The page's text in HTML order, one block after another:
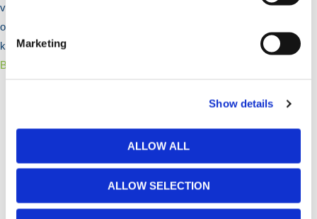
Marketing
Show details
ALLOW ALL
ALLOW SELECTION
voldoen ze aan de Europese normen. Eenvoudig te installeren op
oneffen oppervlakken, ze zijn voorzien van verstelbare voeten en
kunnen poedergecoat worden om aan uw stijl aan te passen.
Bekijk Producten >